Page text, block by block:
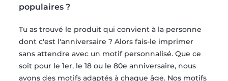
populaires ?
Tu as trouvé le produit qui convient à la personne
dont c'est l'anniversaire ? Alors fais-le imprimer
sans attendre avec un motif personnalisé. Que ce
soit pour le 1er, le 18 ou le 80e anniversaire, nous
avons des motifs adaptés à chaque âge. Nos motifs